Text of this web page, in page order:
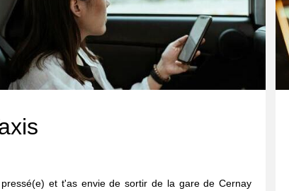
et t'as envie de sortir de la gare de Cernay